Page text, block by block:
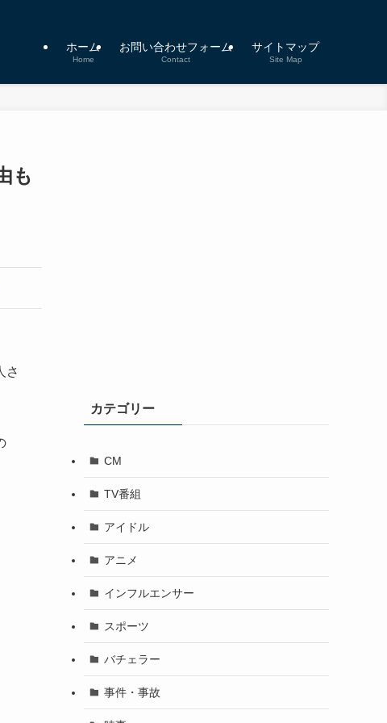
ホーム
Home
お問い合わせフォーム
Contact
サイトマップ
Site Map
も
さ
カテゴリー
CM
TV番組
アイドル
アニメ
インフルエンサー
スポーツ
バチェラー
事件・事故